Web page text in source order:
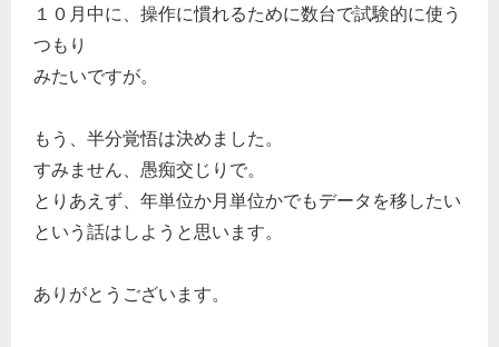
１０月中に、操作に慣れるために数台で試験的に使う
つもり
みたいですが。
もう、半分覚悟は決めました。
すみません、愚痴交じりで。
とりあえず、年単位か月単位かでもデータを移したい
という話はしようと思います。
ありがとうございます。